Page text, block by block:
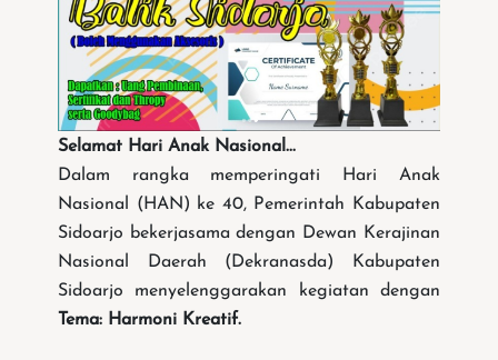
Selamat Hari Anak Nasional...
Dalam rangka memperingati Hari Anak
Nasional (HAN) ke 40, Pemerintah Kabupaten
Sidoarjo bekerjasama dengan Dewan Kerajinan
Nasional Daerah (Dekranasda) Kabupaten
Sidoarjo menyelenggarakan kegiatan dengan
Tema: Harmoni Kreatif.